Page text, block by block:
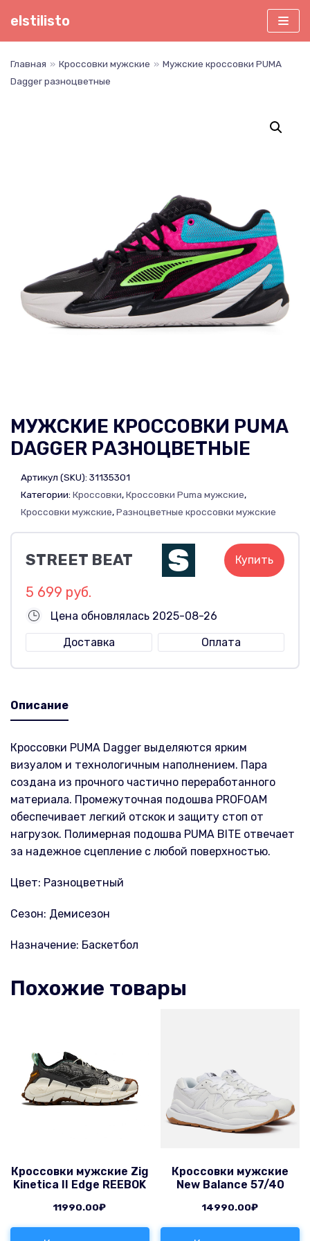
Перейти
elstilisto
Главная » Кроссовки мужские » Мужские кроссовки PUMA
Dagger разноцветные
МУЖСКИЕ КРОССОВКИ PUMA
DAGGER РАЗНОЦВЕТНЫЕ
Артикул (SKU): 31135301
Категории: Кроссовки,Кроссовки Puma мужские,
Кроссовки мужские,Разноцветные кроссовки мужские
STREET BEAT Купить
5 699 руб.
Цена обновлялась 2025-08-26
Доставка
Оплата
Описание
Кроссовки PUMA Dagger выделяются ярким
визуалом и технологичным наполнением. Пара
создана из прочного частично переработанного
материала. Промежуточная подошва PROFOAM
обеспечивает легкий отскок и защиту стоп от
нагрузок. Полимерная подошва PUMA BITE отвечает
за надежное сцепление с любой поверхностью.
Цвет: Разноцветный
Сезон: Демисезон
Назначение: Баскетбол
Похожие товары
Кроссовки мужские Zig
Kinetica II Edge REEBOK
11990.00₽
Кроссовки мужские
New Balance 57/40
14990.00₽